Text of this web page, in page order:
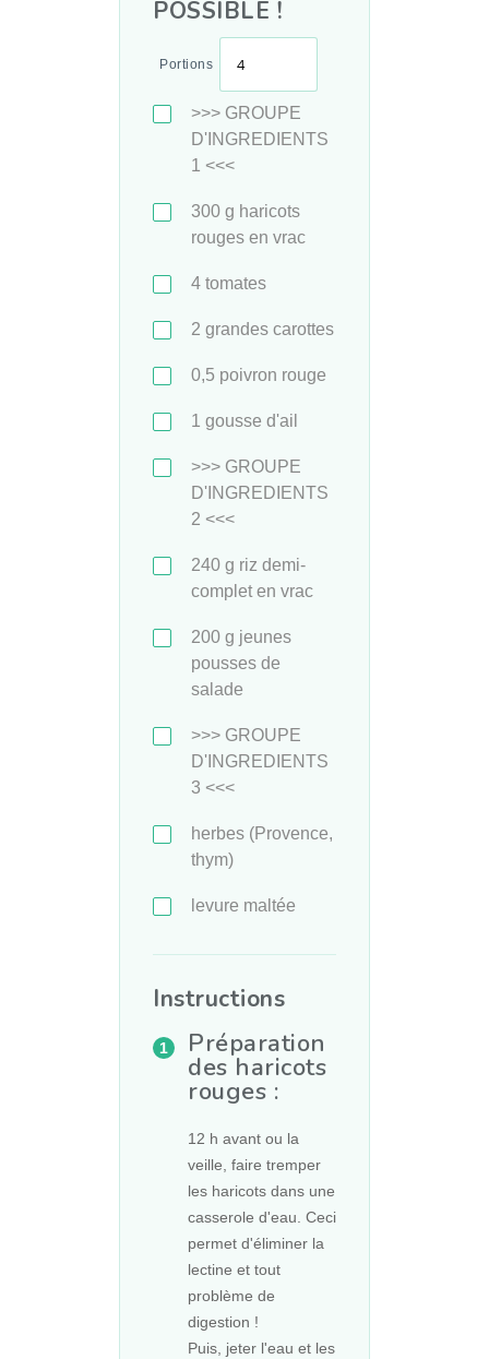
POSSIBLE !
Portions
>>> GROUPE
D'INGREDIENTS
1 <<<
300 g haricots
rouges en vrac
4 tomates
2 grandes carottes
0,5 poivron rouge
1 gousse d'ail
>>> GROUPE
D'INGREDIENTS
2 <<<
240 g riz demi-
complet en vrac
200 g jeunes
pousses de
salade
>>> GROUPE
D'INGREDIENTS
3 <<<
herbes (Provence,
thym)
levure maltée
Instructions
Préparation
des haricots
rouges :
12 h avant ou la
veille, faire tremper
les haricots dans une
casserole d'eau. Ceci
permet d'éliminer la
lectine et tout
problème de
digestion !
Puis, jeter l'eau et les